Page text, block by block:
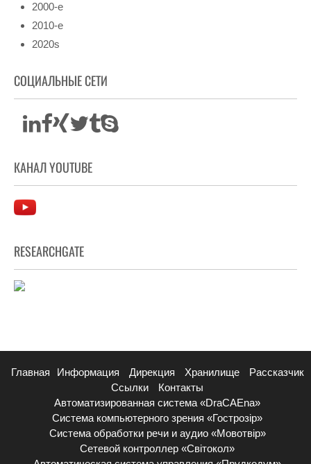
2000-е
2010-е
2020s
СОЦИАЛЬНЫЕ СЕТИ
КАНАЛ YOUTUBE
RESEARCHGATE
Главная Информация Дирекция Хранилище
Рассказчик
Ссылки
Контакты
Автоматизированная система «DraCAEna»
Система компьютерного зрения «Гострозір»
Система обработки речи и аудио «Мовотвір»
Сетевой контроллер «Світокол»